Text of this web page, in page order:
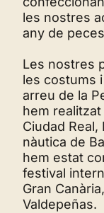
les nostres
any de
Les nostres
les costums
arreu de la
hem
Ciudad Real,
nàutica de
hem estat
festival
Gran
Valdepeñas.